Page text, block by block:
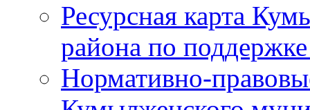
Ресурсная карта
района по
Нормативно-